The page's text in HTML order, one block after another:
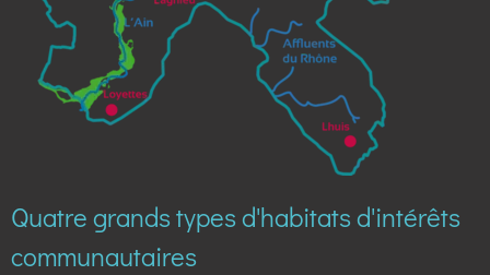
Quatre grands types d'habitats d'intérêts
communautaires